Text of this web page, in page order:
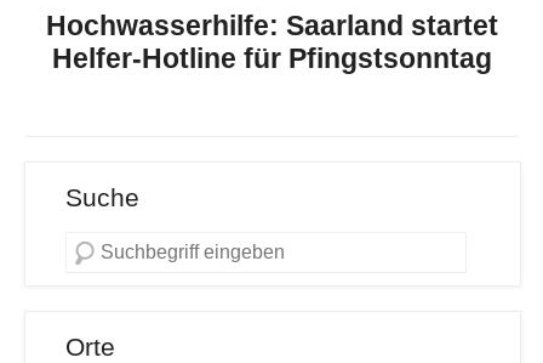
Hochwasserhilfe: Saarland startet
Helfer-Hotline für Pfingstsonntag
Suche
Orte